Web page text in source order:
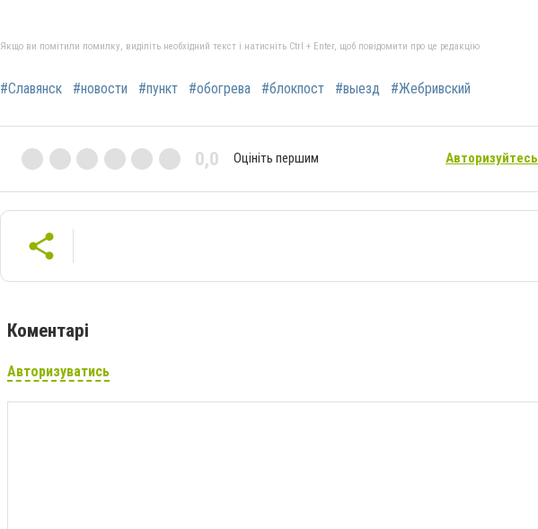
Якщо ви помітили помилку, виділіть необхідний текст і натисніть Ctrl + Enter, щоб повідомити про це редакцію
#Славянск #новости #пункт #обогрева #блокпост #выезд #Жебривский
0,0 Оцініть першим Авторизуйтесь
Коментарі
Авторизуватись